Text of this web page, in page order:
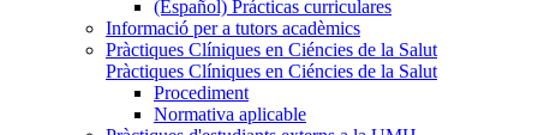
(Español) Prácticas curriculares
Informació per a tutors acadèmics
Pràctiques Clíniques en Ciéncies de la Salut
Pràctiques Clíniques en Ciéncies de la Salut
Procediment
Normativa aplicable